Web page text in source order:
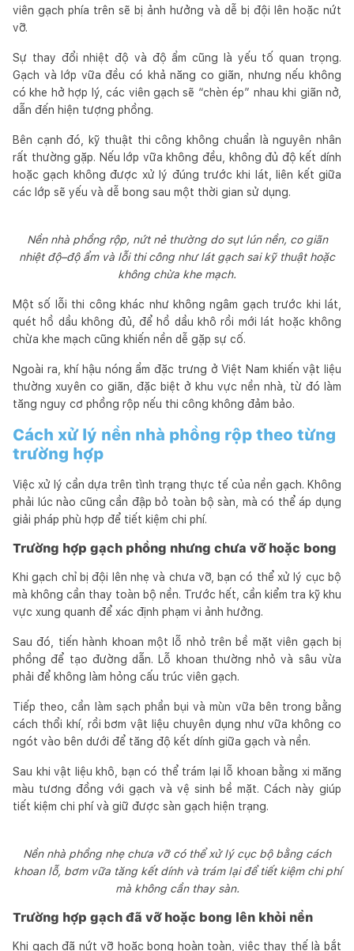
viên gạch phía trên sẽ bị ảnh hưởng và dễ bị đội lên hoặc nứt
vỡ.
Sự thay đổi nhiệt độ và độ ẩm cũng là yếu tố quan trọng.
Gạch và lớp vữa đều có khả năng co giãn, nhưng nếu không
có khe hở hợp lý, các viên gạch sẽ “chèn ép” nhau khi giãn nở,
dẫn đến hiện tượng phồng.
Bên cạnh đó, kỹ thuật thi công không chuẩn là nguyên nhân
rất thường gặp. Nếu lớp vữa không đều, không đủ độ kết dính
hoặc gạch không được xử lý đúng trước khi lát, liên kết giữa
các lớp sẽ yếu và dễ bong sau một thời gian sử dụng.
Nền nhà phồng rộp, nứt nẻ thường do sụt lún nền, co giãn
nhiệt độ–độ ẩm và lỗi thi công như lát gạch sai kỹ thuật hoặc
không chừa khe mạch.
Một số lỗi thi công khác như không ngâm gạch trước khi lát,
quét hồ dầu không đủ, để hồ dầu khô rồi mới lát hoặc không
chừa khe mạch cũng khiến nền dễ gặp sự cố.
Ngoài ra, khí hậu nóng ẩm đặc trưng ở Việt Nam khiến vật liệu
thường xuyên co giãn, đặc biệt ở khu vực nền nhà, từ đó làm
tăng nguy cơ phồng rộp nếu thi công không đảm bảo.
Cách xử lý nền nhà phồng rộp theo từng
trường hợp
Việc xử lý cần dựa trên tình trạng thực tế của nền gạch. Không
phải lúc nào cũng cần đập bỏ toàn bộ sàn, mà có thể áp dụng
giải pháp phù hợp để tiết kiệm chi phí.
Trường hợp gạch phồng nhưng chưa vỡ hoặc bong
Khi gạch chỉ bị đội lên nhẹ và chưa vỡ, bạn có thể xử lý cục bộ
mà không cần thay toàn bộ nền. Trước hết, cần kiểm tra kỹ khu
vực xung quanh để xác định phạm vi ảnh hưởng.
Sau đó, tiến hành khoan một lỗ nhỏ trên bề mặt viên gạch bị
phồng để tạo đường dẫn. Lỗ khoan thường nhỏ và sâu vừa
phải để không làm hỏng cấu trúc viên gạch.
Tiếp theo, cần làm sạch phần bụi và mùn vữa bên trong bằng
cách thổi khí, rồi bơm vật liệu chuyên dụng như vữa không co
ngót vào bên dưới để tăng độ kết dính giữa gạch và nền.
Sau khi vật liệu khô, bạn có thể trám lại lỗ khoan bằng xi măng
màu tương đồng với gạch và vệ sinh bề mặt. Cách này giúp
tiết kiệm chi phí và giữ được sàn gạch hiện trạng.
Nền nhà phồng nhẹ chưa vỡ có thể xử lý cục bộ bằng cách
khoan lỗ, bơm vữa tăng kết dính và trám lại để tiết kiệm chi phí
mà không cần thay sàn.
Trường hợp gạch đã vỡ hoặc bong lên khỏi nền
Khi gạch đã nứt vỡ hoặc bong hoàn toàn, việc thay thế là bắt